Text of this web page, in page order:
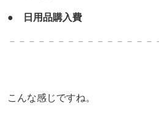
● 日用品購入費
－－－－－－－－－－－－－－－
こんな感じですね。